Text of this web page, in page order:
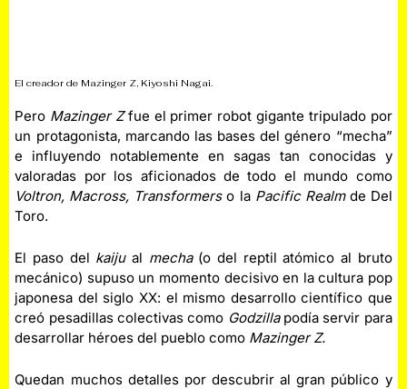
El creador de Mazinger Z, Kiyoshi Nagai.
Pero Mazinger Zfue el primer robot gigante tripulado por
un protagonista, marcando las bases del género “mecha”
e influyendo notablemente en sagas tan conocidas y
valoradas por los aficionados de todo el mundo como
Voltron, Macross, Transformerso la Pacific Realmde Del
Toro.
El paso del kaijual mecha(o del reptil atómico al bruto
mecánico) supuso un momento decisivo en la cultura pop
japonesa del siglo XX: el mismo desarrollo científico que
creó pesadillas colectivas como Godzillapodía servir para
desarrollar héroes del pueblo como Mazinger Z.
Quedan muchos detalles por descubrir al gran público y